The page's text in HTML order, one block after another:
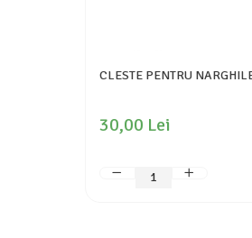
CLESTE PENTRU
30,00 Lei